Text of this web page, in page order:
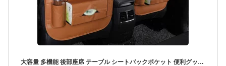
大容量 多機能 後部座席 テーブル シートバックポケット 便利グッズ キックガード 収納ポケット 車内 スペース ティッシュ ポケット 車内 ドライブ PU 小物入れ 高級感 車 収納 ボックス ケース タブレットホルダー